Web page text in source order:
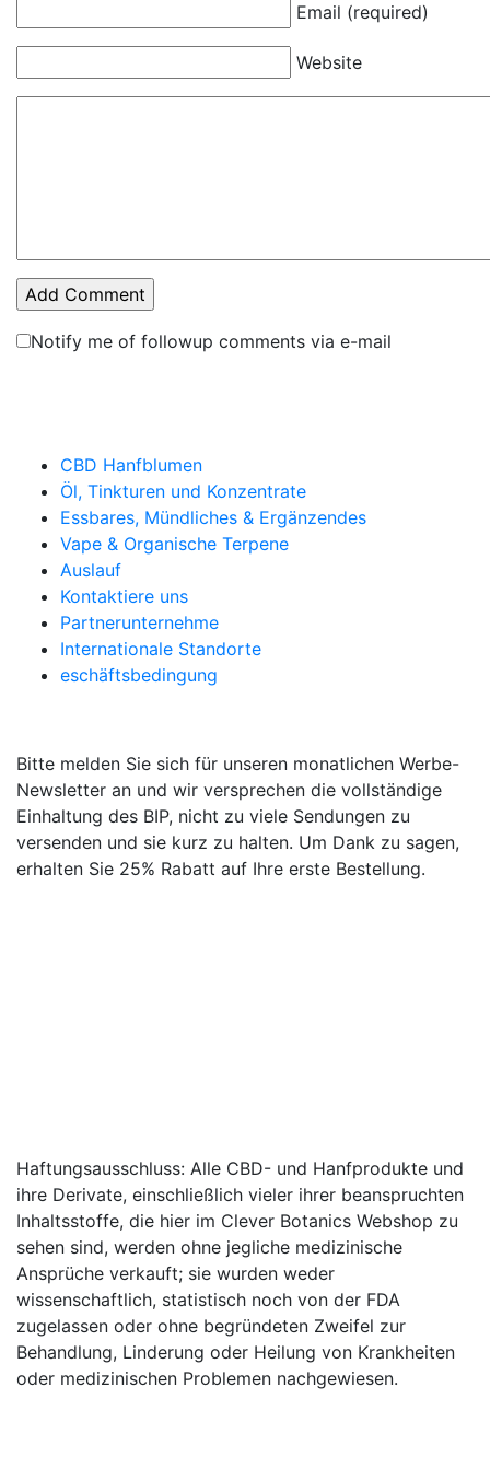
Email (required)
Website
Notify me of followup comments via e-mail
CBD Hanfblumen
Öl, Tinkturen und Konzentrate
Essbares, Mündliches & Ergänzendes
Vape & Organische Terpene
Auslauf
Kontaktiere uns
Partnerunternehme
Internationale Standorte
eschäftsbedingung
Bitte melden Sie sich für unseren monatlichen Werbe-
Newsletter an und wir versprechen die vollständige
Einhaltung des BIP, nicht zu viele Sendungen zu
versenden und sie kurz zu halten. Um Dank zu sagen,
erhalten Sie 25% Rabatt auf Ihre erste Bestellung.
Haftungsausschluss: Alle CBD- und Hanfprodukte und
ihre Derivate, einschließlich vieler ihrer beanspruchten
Inhaltsstoffe, die hier im Clever Botanics Webshop zu
sehen sind, werden ohne jegliche medizinische
Ansprüche verkauft; sie wurden weder
wissenschaftlich, statistisch noch von der FDA
zugelassen oder ohne begründeten Zweifel zur
Behandlung, Linderung oder Heilung von Krankheiten
oder medizinischen Problemen nachgewiesen.